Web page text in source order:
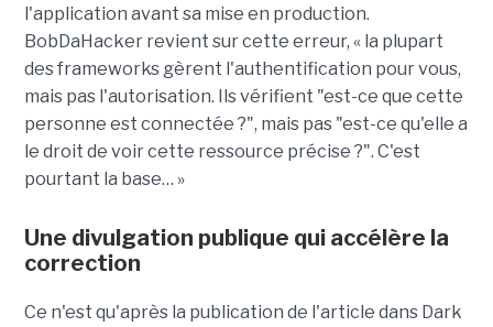
l'application avant sa mise en production.
BobDaHacker revient sur cette erreur, « la plupart
des frameworks gèrent l'authentification pour vous,
mais pas l'autorisation. Ils vérifient "est-ce que cette
personne est connectée ?", mais pas "est-ce qu'elle a
le droit de voir cette ressource précise ?". C'est
pourtant la base… »
Une divulgation publique qui accélère la
correction
Ce n'est qu'après la publication de l'article dans Dark